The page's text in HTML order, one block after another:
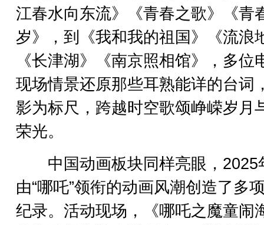
江春水向东流》《青春之歌》《青
岁》，到《我和我的祖国》《流浪
《长津湖》《南京照相馆》，多位
现场情景还原那些耳熟能详的台词
影为标尺，跨越时空歌颂峥嵘岁月
荣光。
中国动画板块同样亮眼，2025
由“哪吒”领衔的动画风潮创造了多
纪录。活动现场，《哪吒之魔童闹